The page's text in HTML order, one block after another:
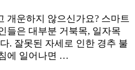
개운하지 않으신가요? 스마트
들은 대부분 거북목, 일자목
. 잘못된 자세로 인한 경추 불
에 일어나면 …